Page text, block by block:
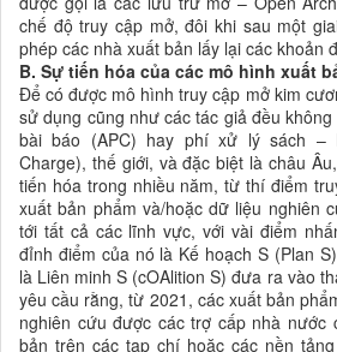
chế độ truy cập mở, đôi khi sau một
phép các nhà xuất bản lấy lại các khoản
B. Sự tiến hóa của các mô hình xuất
Để có được mô hình truy cập mở kim
sử dụng cũng như các tác giả đều
bài báo (APC) hay phí xử lý sách –
Charge), thế giới, và đặc biệt là châu
tiến hóa trong nhiều năm, từ thí điểm
xuất bản phẩm và/hoặc dữ liệu nghiên
tới tất cả các lĩnh vực, với vài điểm
đỉnh điểm của nó là Kế hoạch S (Plan
là Liên minh S (cOAlition S) đưa ra vào
yêu cầu rằng, từ 2021, các xuất bản
nghiên cứu được các trợ cấp nhà nước
bản trên các tạp chí hoặc các nền